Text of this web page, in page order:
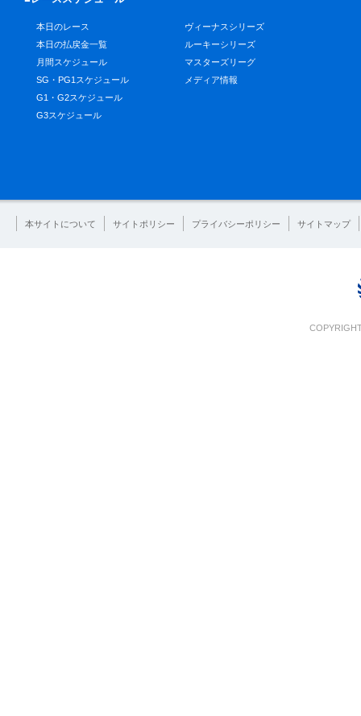
本日のレース
本日の払戻金一覧
月間スケジュール
SG・PG1スケジュール
G1・G2スケジュール
G3スケジュール
ヴィーナスシリーズ
ルーキーシリーズ
マスターズリーグ
メディア情報
本サイトについて サイトポリシー プライバシーポリシー サイトマップ